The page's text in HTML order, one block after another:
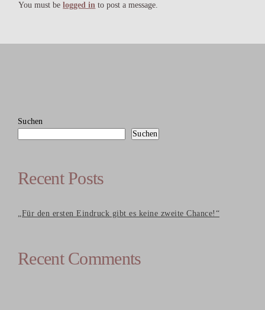
You must belogged in to post a message.
Suchen
Suchen
Recent Posts
„Für den ersten Eindruck gibt es keine zweite Chance!“
Recent Comments